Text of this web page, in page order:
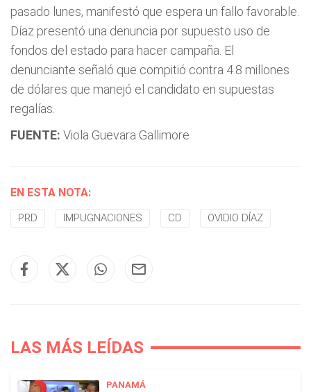
pasado lunes, manifestó que espera un fallo favorable.
Díaz presentó una denuncia por supuesto uso de
fondos del estado para hacer campaña. El
denunciante señaló que compitió contra 4.8 millones
de dólares que manejó el candidato en supuestas
regalías.
FUENTE: Viola Guevara Gallimore
EN ESTA NOTA:
PRD IMPUGNACIONES CD OVIDIO DÍAZ
LAS MÁS LEÍDAS
PANAMÁ